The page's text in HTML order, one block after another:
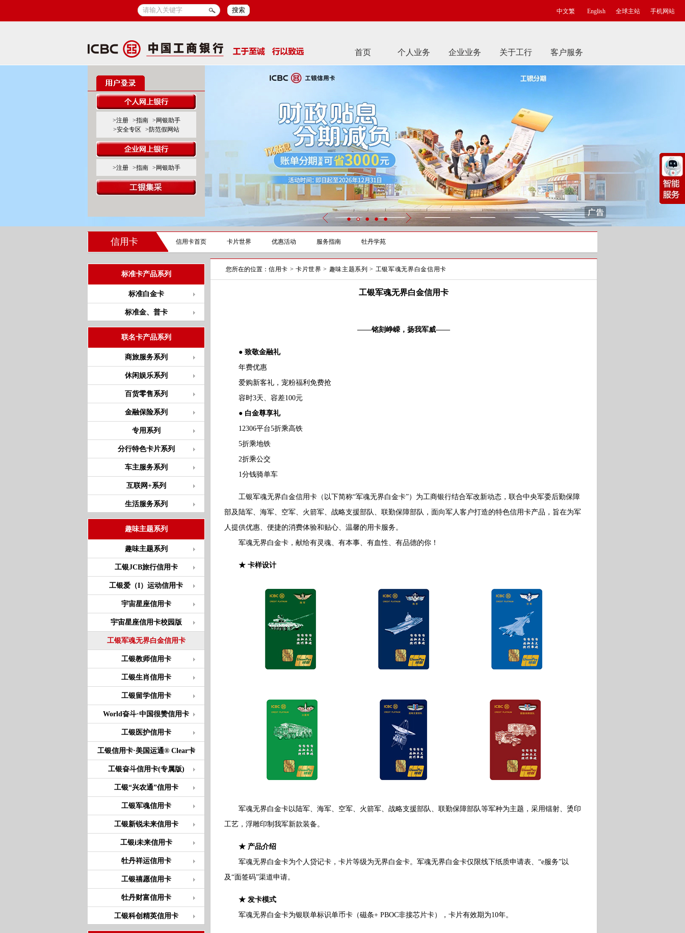
搜索 中文繁 English 全球主站 手机网站
首页 个人业务 企业业务 关于工行 客户服务
>注册 >指南
>网银助手
>安全专区
>防范假网站
>注册 >指南 >网银助手
信用卡 信用卡首页 卡片世界 优惠活动 服务指南 牡丹学苑
标准卡产品系列
标准白金卡
标准金、普卡
联名卡产品系列
商旅服务系列
休闲娱乐系列
百货零售系列
金融保险系列
专用系列
分行特色卡片系列
车主服务系列
互联网+系列
生活服务系列
趣味主题系列
趣味主题系列
工银JCB旅行信用卡
工银爱（I）运动信用卡
宇宙星座信用卡
宇宙星座信用卡校园版
工银军魂无界白金信用卡
工银教师信用卡
工银生肖信用卡
工银留学信用卡
World奋斗·中国很赞信用卡
工银医护信用卡
工银信用卡·美国运通® Clear卡
工银奋斗信用卡(专属版)
工银“兴农通”信用卡
工银军魂信用卡
工银新锐未来信用卡
工银i未来信用卡
牡丹祥运信用卡
工银禧愿信用卡
牡丹财富信用卡
工银科创精英信用卡
您所在的位置： 信用卡 > 卡片世界 > 趣味主题系列 > 工银军魂无界白金信用卡
工银军魂无界白金信用卡
——铭刻峥嵘，扬我军威——
● 致敬金融礼
年费优惠
爱购新客礼，宠粉福利免费抢
容时3天、容差100元
● 白金尊享礼
12306平台5折乘高铁
5折乘地铁
2折乘公交
1分钱骑单车
工银军魂无界白金信用卡（以下简称“军魂无界白金卡”）为工商银行结合军改新动态，联合中央军委后勤保障
部及陆军、海军、空军、火箭军、战略支援部队、联勤保障部队，面向军人客户打造的特色信用卡产品，旨在为军
人提供优惠、便捷的消费体验和贴心、温馨的用卡服务。
军魂无界白金卡，献给有灵魂、有本事、有血性、有品德的你！
★ 卡样设计
军魂无界白金卡以陆军、海军、空军、火箭军、战略支援部队、联勤保障部队等军种为主题，采用镭射、烫印
工艺，浮雕印制我军新款装备。
★ 产品介绍
军魂无界白金卡为个人贷记卡，卡片等级为无界白金卡。军魂无界白金卡仅限线下纸质申请表、“e服务”以
及“面签码”渠道申请。
★ 发卡模式
军魂无界白金卡为银联单标识单币卡（磁条+ PBOC非接芯片卡），卡片有效期为10年。